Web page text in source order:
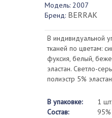
Модель: 2007
Бренд: BERRAK
В индивидуальной
тканей по цветам:
фуксия, белый,
эластан. Светло-
полиэстр 5% эластан
В упаковке:
1 шт.
Состав: